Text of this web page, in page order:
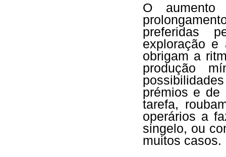
O
preferidas
exploração
obrigam a
produção
prémios e de
tarefa,
operários a
singelo, ou
muitos casos.